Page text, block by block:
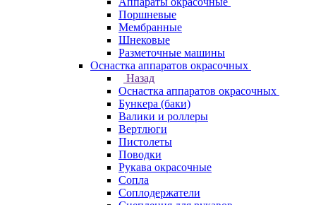
Поршневые
Мембранные
Шнековые
Разметочные машины
Оснастка аппаратов окрасочных
Назад
Оснастка аппаратов окрасочных
Бункера (баки)
Валики и роллеры
Вертлюги
Пистолеты
Поводки
Рукава окрасочные
Сопла
Соплодержатели